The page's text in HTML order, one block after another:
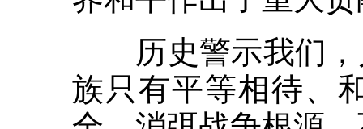
历史警示我们，
族只有平等相待、